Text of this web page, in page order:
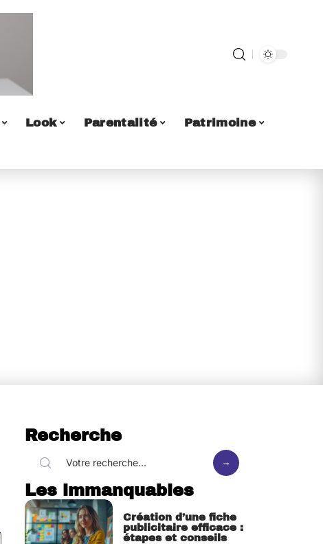
Look Parentalité Patrimoine
Recherche
Les immanquables
Création d’une fiche
publicitaire efficace :
étapes et conseils